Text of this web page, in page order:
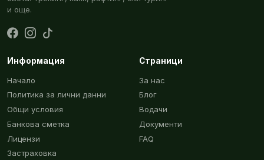
и още.
Информация
Начало
Политика за лични данни
Общи условия
Банкова сметка
Лицензи
Застраховка
Страници
За нас
Блог
Водачи
Документи
FAQ